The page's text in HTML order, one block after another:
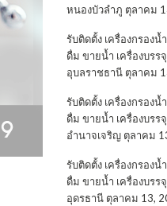
หนองบัวลำภู ตุลาคม
รับติดตั้ง เครื่องกรอง
ดื่ม ขายน้ำ เครื่องบรร
อุบลราชธานี ตุลาคม
รับติดตั้ง เครื่องกรอง
ดื่ม ขายน้ำ เครื่องบรร
อำนาจเจริญ ตุลาคม
รับติดตั้ง เครื่องกรอง
ดื่ม ขายน้ำ เครื่องบรร
อุดรธานี ตุลาคม 13,